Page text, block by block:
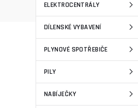
ELEKTROCENTRÁLY
DÍLENSKÉ VYBAVENÍ
PLYNOVÉ SPOTŘEBIČE
PILY
NABÍJEČKY